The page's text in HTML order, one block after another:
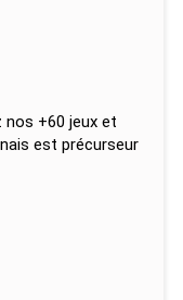
nos +60 jeux et
est précurseur